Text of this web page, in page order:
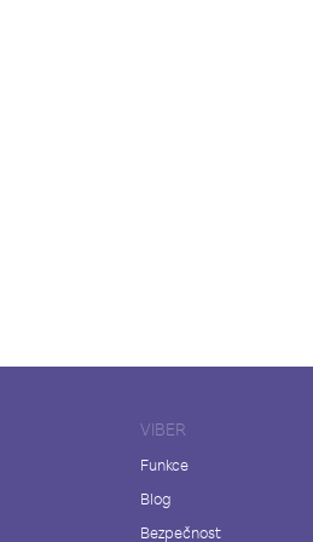
VIBER
Funkce
Blog
Bezpečnost